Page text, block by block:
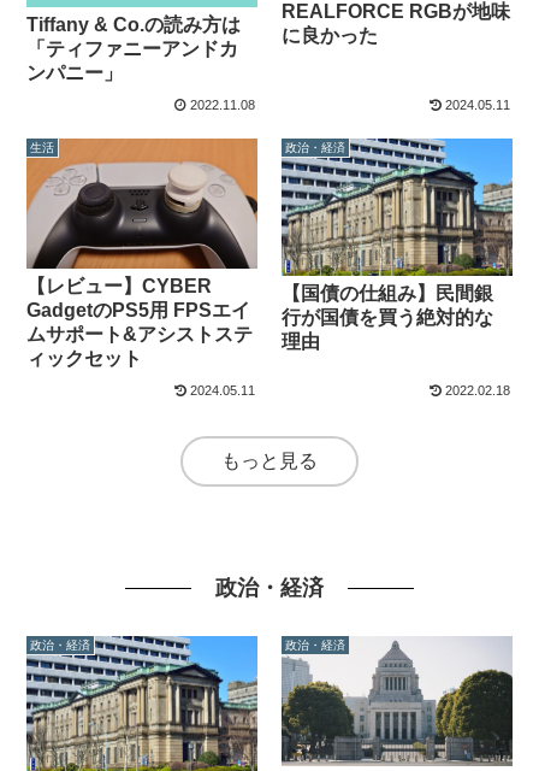
Tiffany & Co.の読み方は
「ティファニーアンドカ
ンパニー」
2022.11.08
REALFORCE RGBが地味
に良かった
2024.05.11
生活
【レビュー】CYBER
GadgetのPS5用 FPSエイ
ムサポート&アシストステ
ィックセット
2024.05.11
政治・経済
【国債の仕組み】民間銀
行が国債を買う絶対的な
理由
2022.02.18
もっと見る
政治・経済
政治・経済 政治・経済